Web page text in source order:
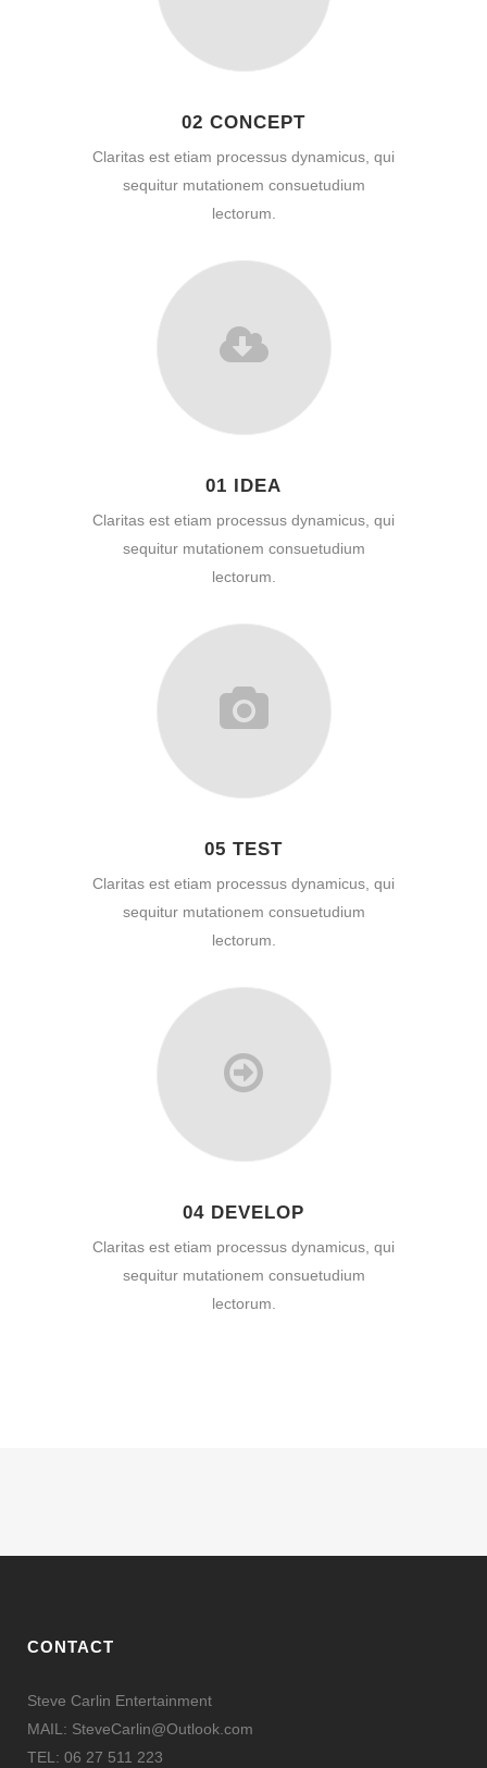
02 CONCEPT
Claritas est etiam processus dynamicus, qui
sequitur mutationem consuetudium
lectorum.
01 IDEA
Claritas est etiam processus dynamicus, qui
sequitur mutationem consuetudium
lectorum.
05 TEST
Claritas est etiam processus dynamicus, qui
sequitur mutationem consuetudium
lectorum.
04 DEVELOP
Claritas est etiam processus dynamicus, qui
sequitur mutationem consuetudium
lectorum.
CONTACT
Steve Carlin Entertainment
MAIL: SteveCarlin@Outlook.com
TEL: 06 27 511 223